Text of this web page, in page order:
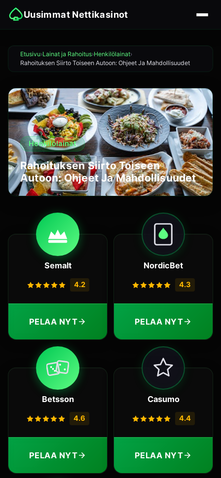
Uusimmat Nettikasinot
Etusivu Lainat ja Rahoitus Henkilölainat
Rahoituksen Siirto Toiseen Autoon: Ohjeet Ja Mahdollisuudet
Henkilölainat
Rahoituksen Siirto Toiseen
Autoon: Ohjeet Ja Mahdollisuudet
Semalt
4.2
PELAA NYT
NordicBet
4.3
PELAA NYT
Betsson
4.6
PELAA NYT
Casumo
4.4
PELAA NYT